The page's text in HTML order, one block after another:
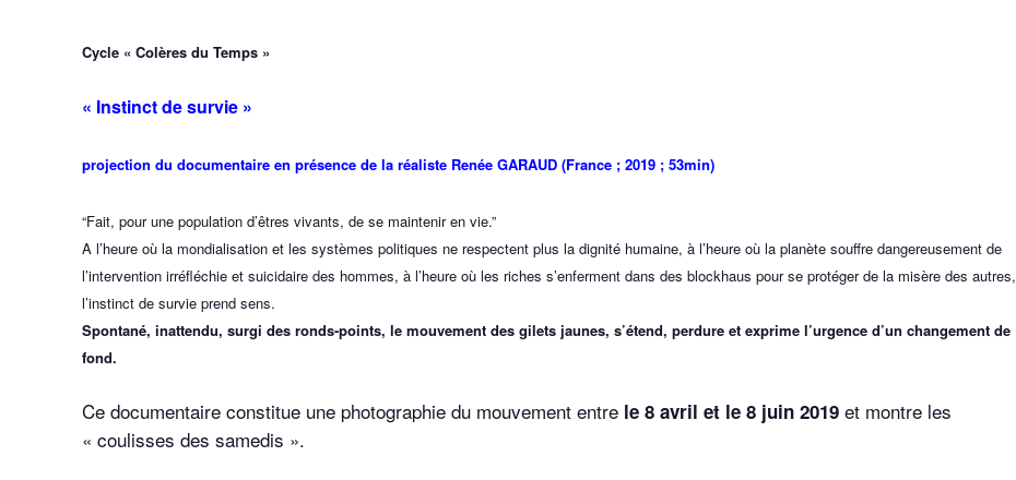
Cycle « Colères du Temps »
« Instinct de survie »
projection du documentaire en présence de la réaliste Renée GARAUD (France ; 2019 ; 53min)
“Fait, pour une population d’êtres vivants, de se maintenir en vie.”
A l’heure où la mondialisation et les systèmes politiques ne respectent plus la dignité humaine, à l’heure où la planète souffre dangereusement de
l’intervention irréfléchie et suicidaire des hommes, à l’heure où les riches s’enferment dans des blockhaus pour se protéger de la misère des autres,
l’instinct de survie prend sens.
Spontané, inattendu, surgi des ronds-points, le mouvement des gilets jaunes, s’étend, perdure et exprime l’urgence d’un changement de
fond.
Ce documentaire constitue une photographie du mouvement entre le 8 avril et le 8 juin 2019 et montre les
« coulisses des samedis ».